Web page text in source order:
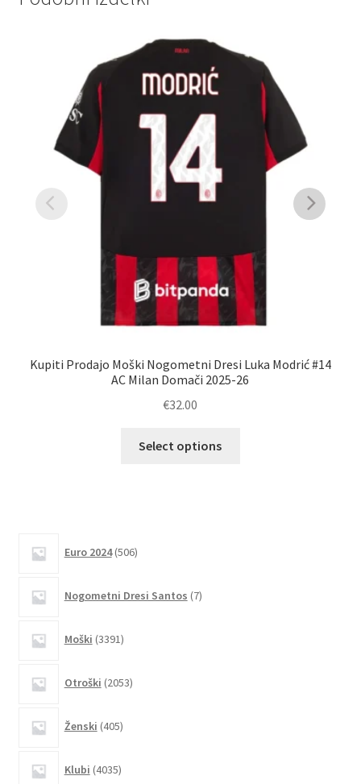
Kupiti Prodajo Moški Nogometni Dresi Luka Modrić #14
AC Milan Domači 2025-26
€32.00
Select options
Euro 2024 506izdelkov
Nogometni Dresi Santos 7izdelkov
Moški 3391izdelkov
Otroški 2053izdelkov
Ženski 405izdelkov
Klubi 4035izdelkov